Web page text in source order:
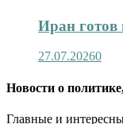
Иран
27.07.20260
Новости о
Главные и